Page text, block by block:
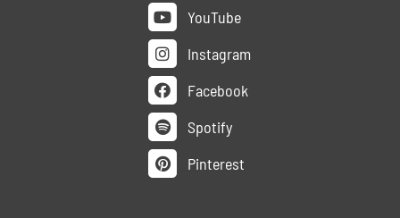
YouTube
Instagram
Facebook
Spotify
Pinterest